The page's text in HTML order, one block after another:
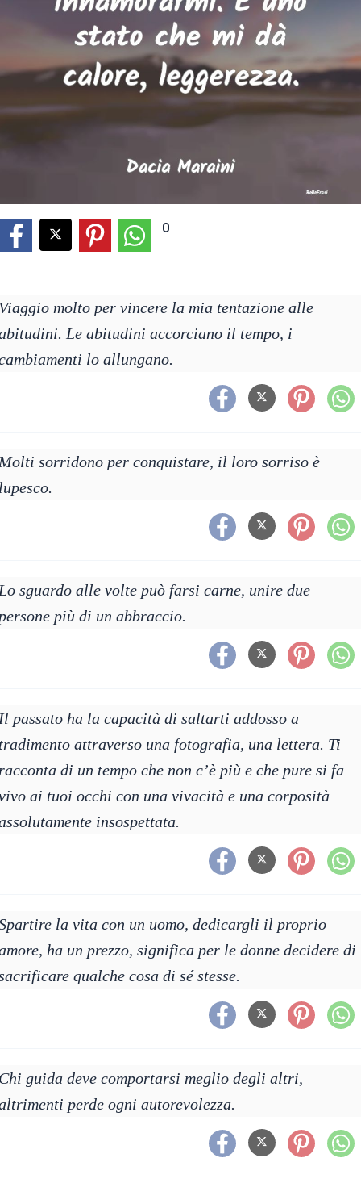
0
molto per vincere la mia tentazione alle
Le abitudini accorciano il tempo, i
lo allungano.
sorridono per conquistare, il loro sorriso è
sguardo alle volte può farsi carne, unire due
più di un abbraccio.
passato ha la capacità di saltarti addosso a
attraverso una fotografia, una lettera. Ti
di un tempo che non c’è più e che pure si fa
ai tuoi occhi con una vivacità e una corposità
insospettata.
la vita con un uomo, dedicargli il proprio
ha un prezzo, significa per le donne decidere di
qualche cosa di sé stesse.
guida deve comportarsi meglio degli altri,
perde ogni autorevolezza.